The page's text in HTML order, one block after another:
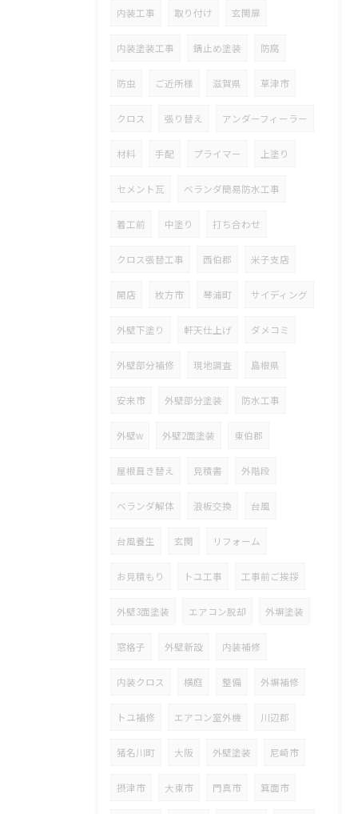
内装工事 取り付け 玄関扉
内装塗装工事 錆止め塗装 防腐
防虫 ご近所様 滋賀県 草津市
クロス 張り替え アンダーフィーラー
材料 手配 プライマー 上塗り
セメント瓦 ベランダ簡易防水工事
着工前 中塗り 打ち合わせ
クロス張替工事 西伯郡 米子支店
開店 枚方市 琴浦町 サイディング
外壁下塗り 軒天仕上げ ダメコミ
外壁部分補修 現地調査 島根県
安来市 外壁部分塗装 防水工事
外壁w 外壁2面塗装 東伯郡
屋根葺き替え 見積書 外階段
ベランダ解体 浪板交換 台風
台風養生 玄関 リフォーム
お見積もり トユ工事 工事前ご挨拶
外壁3面塗装 エアコン脱却 外塀塗装
窓格子 外壁新設 内装補修
内装クロス 横庭 整備 外塀補修
トユ補修 エアコン室外機 川辺郡
猪名川町 大阪 外壁塗装 尼崎市
摂津市 大東市 門真市 箕面市